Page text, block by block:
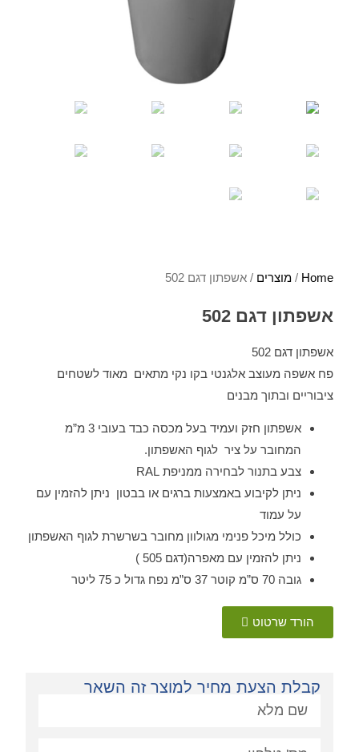
Home
/מוצרים / אשפתון דגם 502
אשפתון דגם 502
אשפתון דגם 502
פח אשפה מעוצב אלגנטי בקו נקי מתאים מאוד לשטחים
ציבוריים ובתוך מבנים
אשפתון חזק ועמיד בעל מכסה כבד בעובי 3 מ”מ
המחובר על ציר לגוף האשפתון.
צבע בתנור לבחירה ממניפת RAL
ניתן לקיבוע באמצעות ברגים או בבטון ניתן להזמין עם
על עמוד
כולל מיכל פנימי מגולוון מחובר בשרשרת לגוף האשפתון
ניתן להזמין עם מאפרה(דגם 505 )
גובה 70 ס”מ קוטר 37 ס”מ נפח גדול כ 75 ליטר
הורד שרטוט
קבלת הצעת מחיר למוצר זה השאר
פניה: